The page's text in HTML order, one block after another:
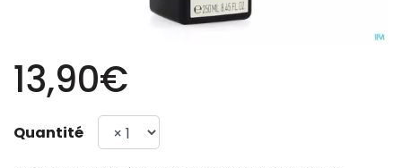
13,90€
Quantité